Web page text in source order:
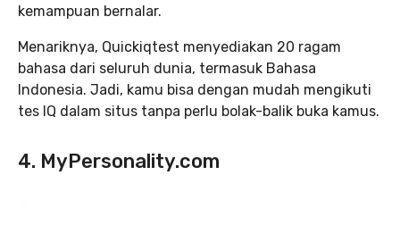
kemampuan bernalar.
Menariknya, Quickiqtest menyediakan 20 ragam
bahasa dari seluruh dunia, termasuk Bahasa
Indonesia. Jadi, kamu bisa dengan mudah mengikuti
tes IQ dalam situs tanpa perlu bolak-balik buka kamus.
4. MyPersonality.com